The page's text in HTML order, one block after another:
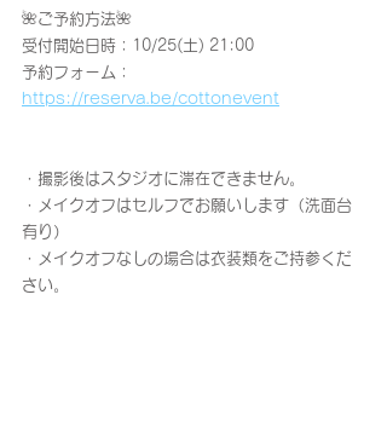
🌺ご予約方法🌺
受付開始日時：10/25(土) 21:00
予約フォーム：
https://reserva.be/cottonevent
・撮影後はスタジオに滞在できません。
・メイクオフはセルフでお願いします（洗面台
有り）
・メイクオフなしの場合は衣装類をご持参くだ
さい。